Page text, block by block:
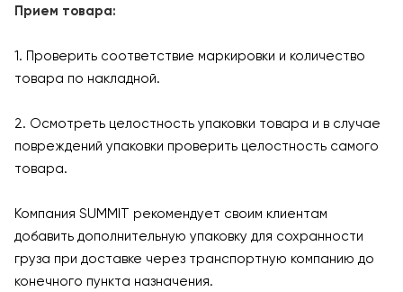
Прием товара:
1. Проверить соответствие маркировки и количество
товара по накладной.
2. Осмотреть целостность упаковки товара и в случае
повреждений упаковки проверить целостность самого
товара.
Компания SUMMIT рекомендует своим клиентам
добавить дополнительную упаковку для сохранности
груза при доставке через транспортную компанию до
конечного пункта назначения.